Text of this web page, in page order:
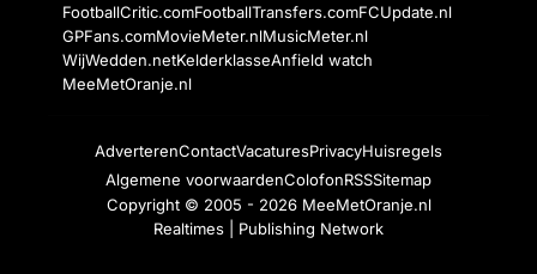
FootballCritic.comFootballTransfers.comFCUpdate.nl
GPFans.comMovieMeter.nlMusicMeter.nl
WijWedden.netKelderklasseAnfield watch
MeeMetOranje.nl
AdverterenContactVacaturesPrivacyHuisregels
Algemene voorwaardenColofonRSSSitemap
Copyright © 2005 - 2026 MeeMetOranje.nl
Realtimes | Publishing Network